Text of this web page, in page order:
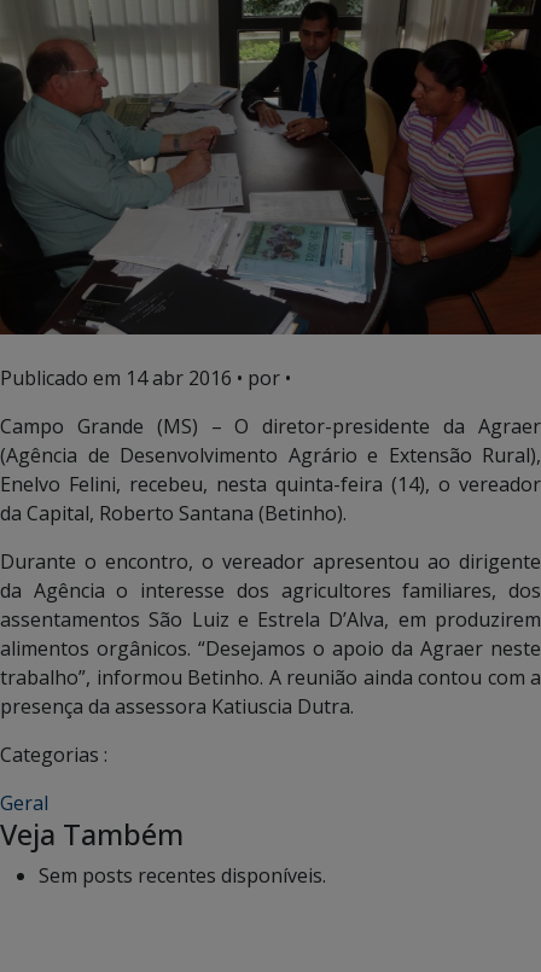
Publicado em 14 abr 2016 • por •
Campo Grande (MS) – O diretor-presidente da Agraer
(Agência de Desenvolvimento Agrário e Extensão Rural),
Enelvo Felini, recebeu, nesta quinta-feira (14), o vereador
da Capital, Roberto Santana (Betinho).
Durante o encontro, o vereador apresentou ao dirigente
da Agência o interesse dos agricultores familiares, dos
assentamentos São Luiz e Estrela D’Alva, em produzirem
alimentos orgânicos. “Desejamos o apoio da Agraer neste
trabalho”, informou Betinho. A reunião ainda contou com a
presença da assessora Katiuscia Dutra.
Categorias :
Geral
Veja Também
Sem posts recentes disponíveis.